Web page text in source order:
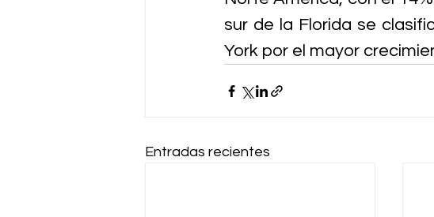
sur de la Florida se
York por el mayor
Entradas recientes